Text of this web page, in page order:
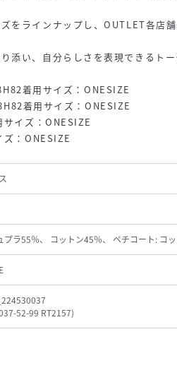
をラインナップし、OUTLET各店
添い、自分らしさを表現できるトー
着用サイズ：ONESIZE
着用サイズ：ONESIZE
イズ：ONESIZE
：ONESIZE
プラ55％、 コットン45％、 ペチコート: コ
52-99 RT2157)